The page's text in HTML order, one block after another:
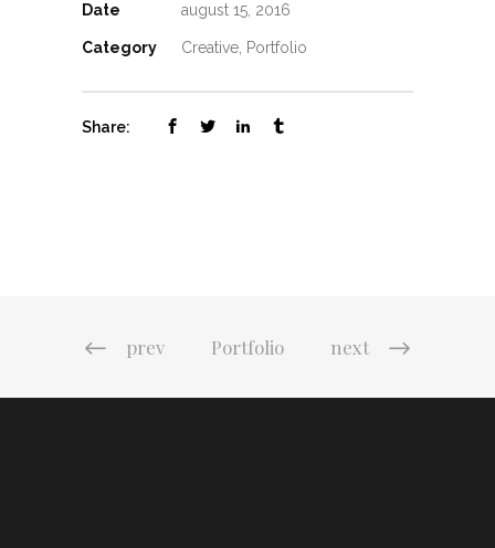
Date august 15, 2016
Category Creative, Portfolio
Share:
prev Portfolio next